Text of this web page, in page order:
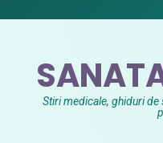
Stiri medicale, ghiduri